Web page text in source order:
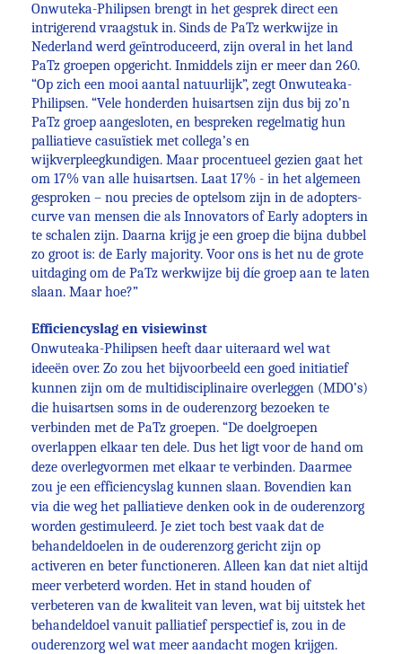
Onwuteka-Philipsen brengt in het gesprek direct een
intrigerend vraagstuk in. Sinds de PaTz werkwijze in
Nederland werd geïntroduceerd, zijn overal in het land
PaTz groepen opgericht. Inmiddels zijn er meer dan 260.
“Op zich een mooi aantal natuurlijk”, zegt Onwuteaka-
Philipsen. “Vele honderden huisartsen zijn dus bij zo’n
PaTz groep aangesloten, en bespreken regelmatig hun
palliatieve casuïstiek met collega’s en
wijkverpleegkundigen. Maar procentueel gezien gaat het
om 17% van alle huisartsen. Laat 17% - in het algemeen
gesproken – nou precies de optelsom zijn in de adopters-
curve van mensen die als Innovators of Early adopters in
te schalen zijn. Daarna krijg je een groep die bijna dubbel
zo groot is: de Early majority. Voor ons is het nu de grote
uitdaging om de PaTz werkwijze bij díe groep aan te laten
slaan. Maar hoe?”
Efficiencyslag en visiewinst
Onwuteaka-Philipsen heeft daar uiteraard wel wat
ideeën over. Zo zou het bijvoorbeeld een goed initiatief
kunnen zijn om de multidisciplinaire overleggen (MDO’s)
die huisartsen soms in de ouderenzorg bezoeken te
verbinden met de PaTz groepen. “De doelgroepen
overlappen elkaar ten dele. Dus het ligt voor de hand om
deze overlegvormen met elkaar te verbinden. Daarmee
zou je een efficiencyslag kunnen slaan. Bovendien kan
via die weg het palliatieve denken ook in de ouderenzorg
worden gestimuleerd. Je ziet toch best vaak dat de
behandeldoelen in de ouderenzorg gericht zijn op
activeren en beter functioneren. Alleen kan dat niet altijd
meer verbeterd worden. Het in stand houden of
verbeteren van de kwaliteit van leven, wat bij uitstek het
behandeldoel vanuit palliatief perspectief is, zou in de
ouderenzorg wel wat meer aandacht mogen krijgen.